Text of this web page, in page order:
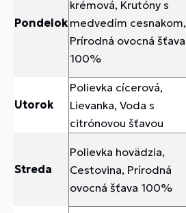
Pondelok
krémová, Krutóny s
medvedím cesnakom,
Prírodná ovocná šťava
100%
Utorok
Polievka cícerová,
Lievanka, Voda s
citrónovou šťavou
Streda
Polievka hovädzia,
Cestovina, Prírodná
ovocná šťava 100%